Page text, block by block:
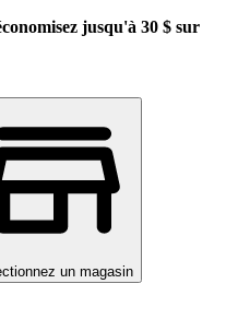
jusqu'à 30 $ sur
un magasin